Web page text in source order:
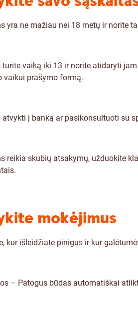
yra ne mažiau nei 18 metų ir norite
vaiką iki 13 ir norite atidaryti
vaikui prašymo formą.
atvykti į banką ar pasikonsultuoti su
reikia skubių atsakymų, užduokite
mokėjimus
kur išleidžiate pinigus ir kur
– Patogus būdas automatiškai